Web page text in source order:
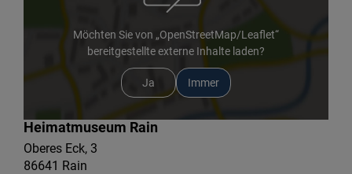
Möchten Sie von „OpenStreetMap/Leaflet“
bereitgestellte externe Inhalte laden?
Ja Immer
Heimatmuseum Rain
Oberes Eck, 3
86641 Rain